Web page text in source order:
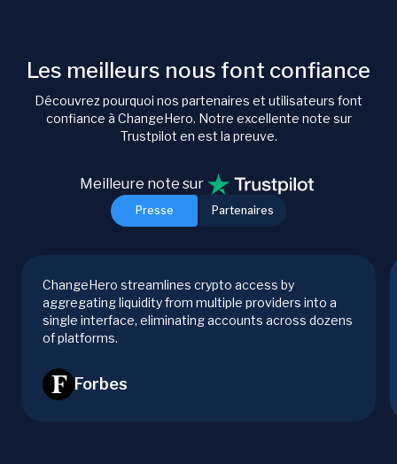
Les meilleurs nous font confiance
Découvrez pourquoi nos partenaires et utilisateurs font
confiance à ChangeHero. Notre excellente note sur
Trustpilot en est la preuve.
Presse Partenaires
Meilleure note sur
ChangeHero streamlines crypto access by
aggregating liquidity from multiple providers into a
single interface, eliminating accounts across dozens
of platforms.
Forbes